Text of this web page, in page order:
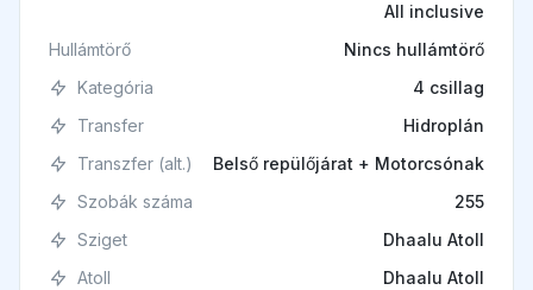
All inclusive
Hullámtörő
Nincs hullámtörő
Kategória
4 csillag
Transfer
Hidroplán
Transzfer (alt.)
Belső repülőjárat + Motorcsónak
Szobák száma
255
Sziget
Dhaalu Atoll
Atoll
Dhaalu Atoll